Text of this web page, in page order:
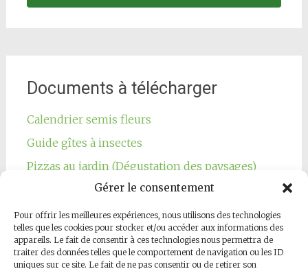
Gérer le consentement
Pour offrir les meilleures expériences, nous utilisons des technologies
telles que les cookies pour stocker et/ou accéder aux informations des
appareils. Le fait de consentir à ces technologies nous permettra de
traiter des données telles que le comportement de navigation ou les ID
uniques sur ce site. Le fait de ne pas consentir ou de retirer son
Documents à télécharger
Calendrier semis fleurs
Guide gîtes à insectes
Pizzas au jardin (Dégustation des paysages)
Notre page Facebook